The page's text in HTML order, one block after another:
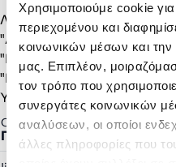
Χρησιμοποιούμε cookie
περιεχομένου και
κοινωνικών μέσων και
μας. Επιπλέον,
τον τρόπο που
συνεργάτες κοινωνικών
αναλύσεων, οι οποίοι
άλλες πληροφορίες που
Λεπτομέρειες προϊόντος:
"Δεν το νοίωθεις καθόλου"
"Επάνω μέρος: Μαλακό και
"Drop-in Croslite™ για
Ύψος πλατφόρμας 3,5 εκ
Gender:
Γυναικείο